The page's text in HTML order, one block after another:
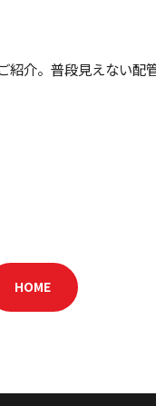
介。普段見えない配
HOME